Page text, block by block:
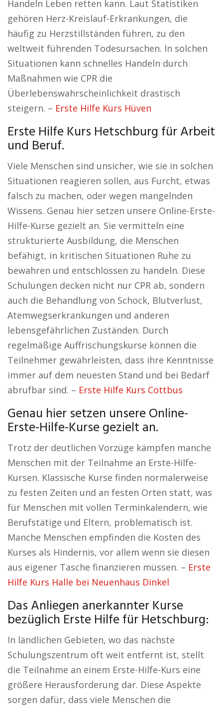
Handeln Leben retten kann. Laut Statistiken
gehören Herz-Kreislauf-Erkrankungen, die
häufig zu Herzstillständen führen, zu den
weltweit führenden Todesursachen. In solchen
Situationen kann schnelles Handeln durch
Maßnahmen wie CPR die
Überlebenswahrscheinlichkeit drastisch
steigern. – Erste Hilfe Kurs Hüven
Erste Hilfe Kurs Hetschburg für Arbeit
und Beruf.
Viele Menschen sind unsicher, wie sie in solchen
Situationen reagieren sollen, aus Furcht, etwas
falsch zu machen, oder wegen mangelnden
Wissens. Genau hier setzen unsere Online-Erste-
Hilfe-Kurse gezielt an. Sie vermitteln eine
strukturierte Ausbildung, die Menschen
befähigt, in kritischen Situationen Ruhe zu
bewahren und entschlossen zu handeln. Diese
Schulungen decken nicht nur CPR ab, sondern
auch die Behandlung von Schock, Blutverlust,
Atemwegserkrankungen und anderen
lebensgefährlichen Zuständen. Durch
regelmäßige Auffrischungskurse können die
Teilnehmer gewährleisten, dass ihre Kenntnisse
immer auf dem neuesten Stand und bei Bedarf
abrufbar sind. – Erste Hilfe Kurs Cottbus
Genau hier setzen unsere Online-
Erste-Hilfe-Kurse gezielt an.
Trotz der deutlichen Vorzüge kämpfen manche
Menschen mit der Teilnahme an Erste-Hilfe-
Kursen. Klassische Kurse finden normalerweise
zu festen Zeiten und an festen Orten statt, was
für Menschen mit vollen Terminkalendern, wie
Berufstätige und Eltern, problematisch ist.
Manche Menschen empfinden die Kosten des
Kurses als Hindernis, vor allem wenn sie diesen
aus eigener Tasche finanzieren müssen. – Erste
Hilfe Kurs Halle bei Neuenhaus Dinkel
Das Anliegen anerkannter Kurse
bezüglich Erste Hilfe für Hetschburg:
In ländlichen Gebieten, wo das nächste
Schulungszentrum oft weit entfernt ist, stellt
die Teilnahme an einem Erste-Hilfe-Kurs eine
größere Herausforderung dar. Diese Aspekte
sorgen dafür, dass viele Menschen die